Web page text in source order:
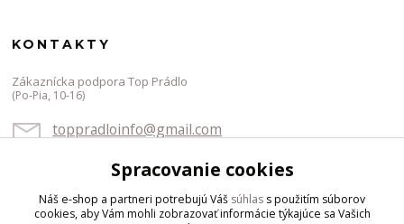
KONTAKTY
Zákaznícka podpora Top Prádlo
(Po-Pia, 10-16)
toppradloinfo@gmail.com
Spracovanie cookies
Náš e-shop a partneri potrebujú Váš súhlas s použitím súborov
cookies, aby Vám mohli zobrazovať informácie týkajúce sa Vašich